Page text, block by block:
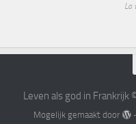
La
Leven als god in Frankrijk
Mogelijk gemaakt door -